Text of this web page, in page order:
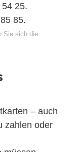
25.
85.
Sie sich die
– auch
zahlen oder